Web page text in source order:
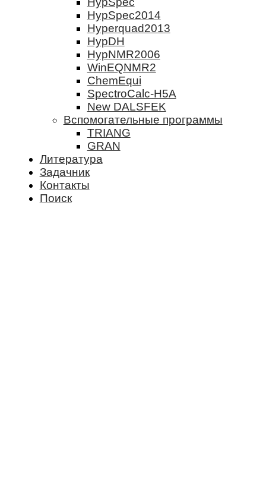
HypSpec2014
Hyperquad2013
HypDH
HypNMR2006
WinEQNMR2
ChemEqui
SpectroCalc-H5A
New DALSFEK
Вспомогательные программы
TRIANG
GRAN
Литература
Задачник
Контакты
Поиск